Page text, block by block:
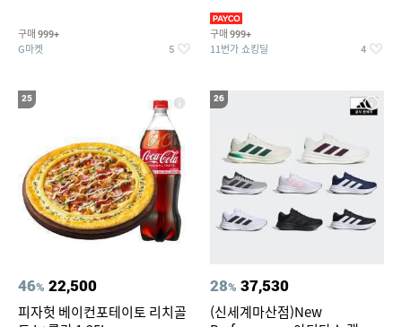
구매 999+
G마켓 5
구매 999+
11번가 쇼킹딜 4
25
46% 22,500
피자헛 베이컨포테이토 리치골
26
28% 37,530
(신세계마산점)New